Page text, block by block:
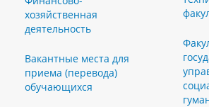
хозяйственная
деятельность
Вакантные места для
приема (перевода)
обучающихся